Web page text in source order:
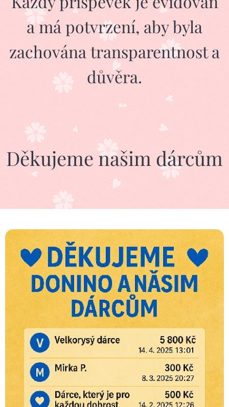
a má potvrzení, aby byla
zachována transparentnost a
důvěra.
Děkujeme našim dárcům